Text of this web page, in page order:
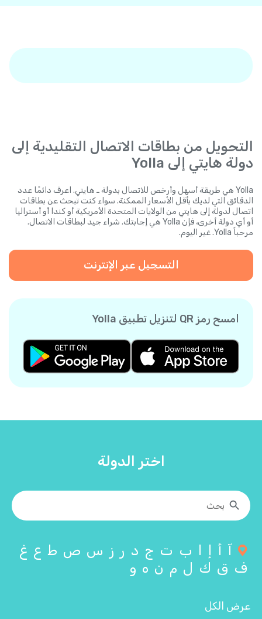
التحويل من بطاقات الاتصال التقليدية إلى
دولة هايتي إلى Yolla
Yolla هي طريقة أسهل وأرخص للاتصال بدولة ـ هايتي. اعرف دائمًا عدد
الدقائق التي لديك بأقل الأسعار الممكنة. سواء كنت تبحث عن بطاقات
اتصال لدولة إلى هايتي من الولايات المتحدة الأمريكية أو كندا أو أستراليا
أو أي دولة أخرى، فإن Yolla هي إجابتك. شراء جيد لبطاقات الاتصال.
مرحباً Yolla. غير اليوم.
التسجيل عبر الإنترنت
امسح رمز QR لتنزيل تطبيق Yolla
اختر الدولة
آ أ إ ا ب ت ج د ر ز س ص ط ع غ
ف ق ك ل م ن ه و
عرض الكل